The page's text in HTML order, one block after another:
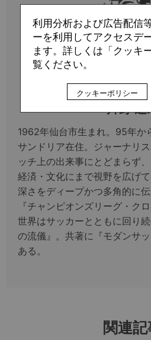
Profile
片野 道
1962年仙台市生まれ。95年か
サンドリア在住。ジャーナリ
ッチ上の出来事にとどまらず
経済・文化にまで視野を広げ
深さをディープかつ多角的に
『チャンピオンズリーグ・ク
世界はサッカーとともに回り
の流儀』。共著に『モダンサ
ある。
関連
利用分析および広告配信
ーを利用してアクセスデ
ます。詳しくは「クッキ
覧ください。
クッキーポリシー